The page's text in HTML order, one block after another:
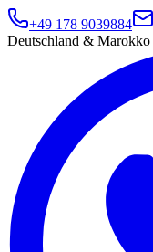
+49 178 9039884
Deutschland & Marokko